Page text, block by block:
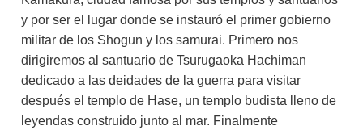
y por ser el lugar donde se instauró el primer gobierno
militar de los Shogun y los samurai. Primero nos
dirigiremos al santuario de Tsurugaoka Hachiman
dedicado a las deidades de la guerra para visitar
después el templo de Hase, un templo budista lleno de
leyendas construido junto al mar. Finalmente